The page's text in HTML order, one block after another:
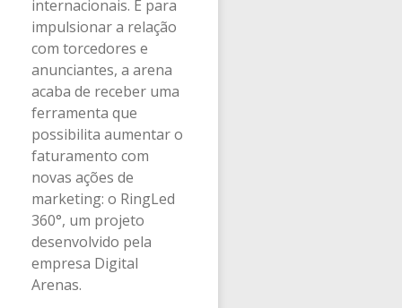
internacionais. E para
impulsionar a relação
com torcedores e
anunciantes, a arena
acaba de receber uma
ferramenta que
possibilita aumentar o
faturamento com
novas ações de
marketing: o RingLed
360°, um projeto
desenvolvido pela
empresa Digital
Arenas.